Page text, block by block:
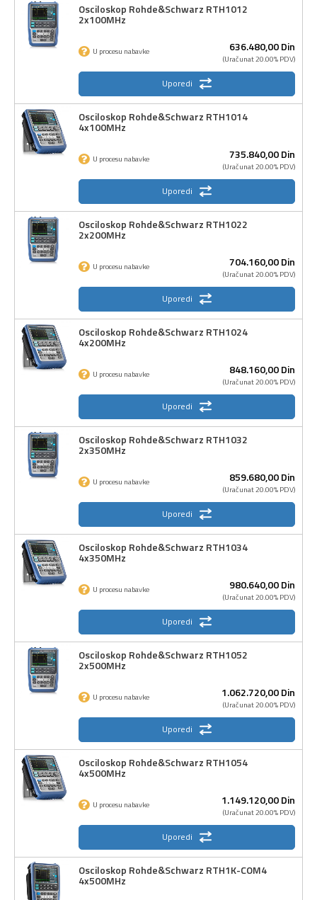
Osciloskop Rohde&Schwarz RTH1012
2x100MHz
636.480,00Din
(Uračunat 20.00% PDV)
U procesu nabavke
Uporedi
Osciloskop Rohde&Schwarz RTH1014
4x100MHz
735.840,00Din
(Uračunat 20.00% PDV)
U procesu nabavke
Uporedi
Osciloskop Rohde&Schwarz RTH1022
2x200MHz
704.160,00Din
(Uračunat 20.00% PDV)
U procesu nabavke
Uporedi
Osciloskop Rohde&Schwarz RTH1024
4x200MHz
848.160,00Din
(Uračunat 20.00% PDV)
U procesu nabavke
Uporedi
Osciloskop Rohde&Schwarz RTH1032
2x350MHz
859.680,00Din
(Uračunat 20.00% PDV)
U procesu nabavke
Uporedi
Osciloskop Rohde&Schwarz RTH1034
4x350MHz
980.640,00Din
(Uračunat 20.00% PDV)
U procesu nabavke
Uporedi
Osciloskop Rohde&Schwarz RTH1052
2x500MHz
1.062.720,00Din
(Uračunat 20.00% PDV)
U procesu nabavke
Uporedi
Osciloskop Rohde&Schwarz RTH1054
4x500MHz
1.149.120,00Din
(Uračunat 20.00% PDV)
U procesu nabavke
Uporedi
Osciloskop Rohde&Schwarz RTH1K-COM4
4x500MHz